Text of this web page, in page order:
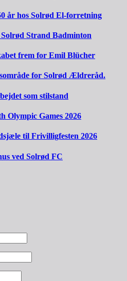
år hos Solrød El-forretning
Strand Badminton
frem for Emil Blücher
for Solrød Ældreråd.
som stilstand
Olympic Games 2026
til Frivilligfesten 2026
ved Solrød FC